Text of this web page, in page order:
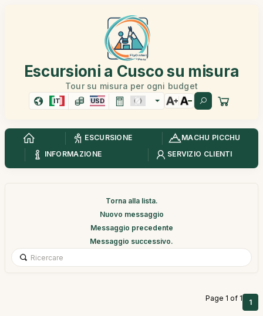
Escursioni a Cusco su misura
Tour su misura per ogni budget
IT USD
ESCURSIONE
MACHU PICCHU
INFORMAZIONE
SERVIZIO CLIENTI
Torna alla lista.
Nuovo messaggio
Messaggio precedente
Messaggio successivo.
Page 1 of 1 1